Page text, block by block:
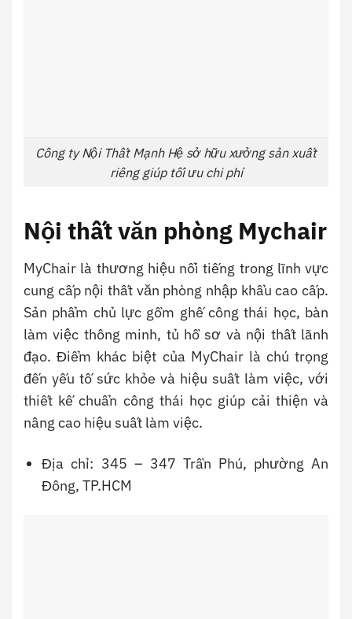
Công ty Nội Thất Mạnh Hệ sở hữu xưởng sản xuất
riêng giúp tối ưu chi phí
Nội thất văn phòng Mychair
MyChair là thương hiệu nổi tiếng trong lĩnh vực
cung cấp nội thất văn phòng nhập khẩu cao cấp.
Sản phẩm chủ lực gồm ghế công thái học, bàn
làm việc thông minh, tủ hồ sơ và nội thất lãnh
đạo. Điểm khác biệt của MyChair là chú trọng
đến yếu tố sức khỏe và hiệu suất làm việc, với
thiết kế chuẩn công thái học giúp cải thiện và
nâng cao hiệu suất làm việc.
Địa chỉ: 345 – 347 Trần Phú, phường An
Đông, TP.HCM